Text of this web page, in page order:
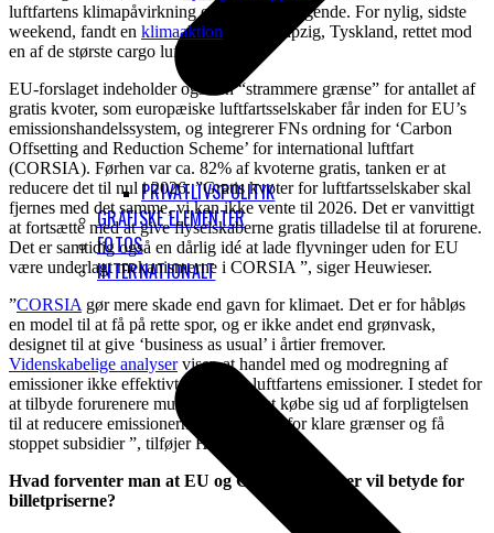
PRIVATLIVSPOLITIK
GRAFISKE ELEMENTER
FOTOS
INTERNATIONALT
luftfartens klimapåvirkning er imidlertid stigende. For nylig, sidste
weekend, fandt en klimaaktion sted i Leipzig, Tyskland, rettet mod
en af ​​de største cargo lufthavne.
EU-forslaget indeholder også en “strammere grænse” for antallet af
gratis kvoter, som europæiske luftfartsselskaber får inden for EU’s
emissionshandelssystem, og integrerer FNs ordning for ‘Carbon
Offsetting and Reduction Scheme’ for international luftfart
(CORSIA). Førhen var ca. 82% af kvoterne gratis, tanken er at
reducere det til nul i 2026. ”Gratis kvoter for luftfartsselskaber skal
fjernes med det samme, vi kan ikke vente til 2026. Det er vanvittigt
at fortsætte med at give flyselskaberne gratis tilladelse til at forurene.
Det er samtidig også en dårlig idé at lade flyvninger uden for EU
være underlagt mekanismerne i CORSIA ”, siger Heuwieser.
”CORSIA gør mere skade end gavn for klimaet. Det er for håbløs
en model til at få på rette spor, og er ikke andet end grønvask,
designet til at give ‘business as usual’ i årtier fremover.
Videnskabelige analyserviser, at handel med og modregning af
emissioner ikke effektivt reducerer luftfartens emissioner. I stedet for
at tilbyde forurenere muligheden for at købe sig ud af forpligtelsen
til at reducere emissionerne, har vi brug for klare grænser og få
stoppet subsidier ”, tilføjer Heuwieser.
Hvad forventer man at EU og Corsia initiativer vil betyde for
billetpriserne?